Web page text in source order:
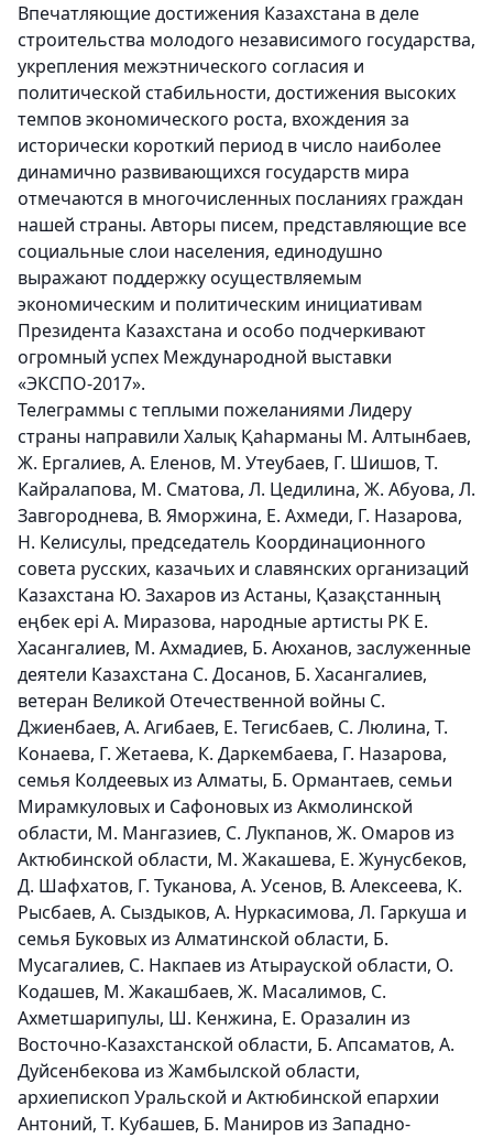
Впечатляющие достижения Казахстана в деле
строительства молодого независимого государства,
укрепления межэтнического согласия и
политической стабильности, достижения высоких
темпов экономического роста, вхождения за
исторически короткий период в число наиболее
динамично развивающихся государств мира
отмечаются в многочисленных посланиях граждан
нашей страны. Авторы писем, представляющие все
социальные слои населения, единодушно
выражают поддержку осуществляемым
экономическим и политическим инициативам
Президента Казахстана и особо подчеркивают
огромный успех Международной выставки
«ЭКСПО-2017».
Телеграммы с теплыми пожеланиями Лидеру
страны направили Халық Қаһарманы М. Алтынбаев,
Ж. Ергалиев, А. Еленов, М. Утеубаев, Г. Шишов, Т.
Кайралапова, М. Сматова, Л. Цедилина, Ж. Абуова, Л.
Завгороднева, В. Яморжина, Е. Ахмеди, Г. Назарова,
Н. Келисулы, председатель Координационного
совета русских, казачьих и славянских организаций
Казахстана Ю. Захаров из Астаны, Қазақстанның
еңбек ері А. Миразова, народные артисты РК Е.
Хасангалиев, М. Ахмадиев, Б. Аюханов, заслуженные
деятели Казахстана С. Досанов, Б. Хасангалиев,
ветеран Великой Отечественной войны С.
Джиенбаев, А. Агибаев, Е. Тегисбаев, С. Люлина, Т.
Конаева, Г. Жетаева, К. Даркембаева, Г. Назарова,
семья Колдеевых из Алматы, Б. Ормантаев, семьи
Мирамкуловых и Сафоновых из Акмолинской
области, М. Мангазиев, С. Лукпанов, Ж. Омаров из
Актюбинской области, М. Жакашева, Е. Жунусбеков,
Д. Шафхатов, Г. Туканова, А. Усенов, В. Алексеева, К.
Рысбаев, А. Сыздыков, А. Нуркасимова, Л. Гаркуша и
семья Буковых из Алматинской области, Б.
Мусагалиев, С. Накпаев из Атырауской области, О.
Кодашев, М. Жакашбаев, Ж. Масалимов, С.
Ахметшарипулы, Ш. Кенжина, Е. Оразалин из
Восточно-Казахстанской области, Б. Апсаматов, А.
Дуйсенбекова из Жамбылской области,
архиепископ Уральской и Актюбинской епархии
Антоний, Т. Кубашев, Б. Маниров из Западно-